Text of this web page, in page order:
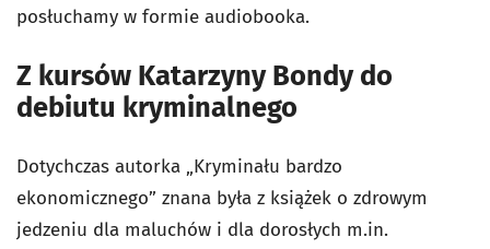
posłuchamy w formie audiobooka.
Z kursów Katarzyny Bondy do
debiutu kryminalnego
Dotychczas autorka „Kryminału bardzo
ekonomicznego” znana była z książek o zdrowym
jedzeniu dla maluchów i dla dorosłych m.in.